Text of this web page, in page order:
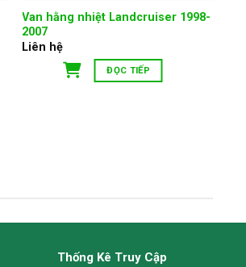
Van hằng nhiệt Landcruiser 1998-
2007
Liên hệ
ĐỌC TIẾP
Thống Kê Truy Cập